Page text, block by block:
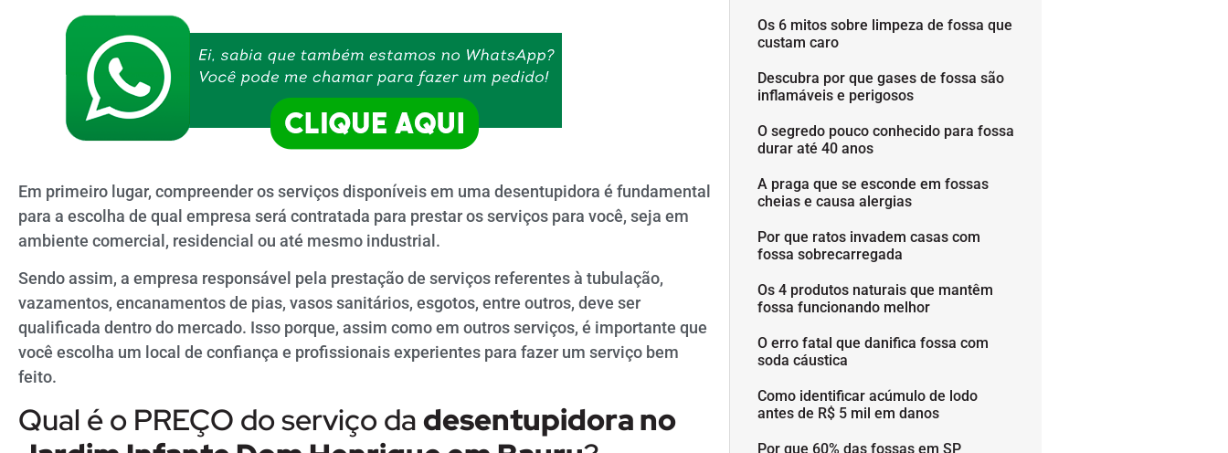
Em primeiro lugar, compreender os serviços disponíveis em uma desentupidora é fundamental
para a escolha de qual empresa será contratada para prestar os serviços para você, seja em
ambiente comercial, residencial ou até mesmo industrial.
Sendo assim, a empresa responsável pela prestação de serviços referentes à tubulação,
vazamentos, encanamentos de pias, vasos sanitários, esgotos, entre outros, deve ser
qualificada dentro do mercado. Isso porque, assim como em outros serviços, é importante que
você escolha um local de confiança e profissionais experientes para fazer um serviço bem
feito.
Qual é o PREÇO do serviço dadesentupidorano
Os 6 mitos sobre limpeza de fossa que
custam caro
Descubra por que gases de fossa são
inflamáveis e perigosos
O segredo pouco conhecido para fossa
durar até 40 anos
A praga que se esconde em fossas
cheias e causa alergias
Por que ratos invadem casas com
fossa sobrecarregada
Os 4 produtos naturais que mantêm
fossa funcionando melhor
O erro fatal que danifica fossa com
soda cáustica
Como identificar acúmulo de lodo
antes de R$ 5 mil em danos
Por que 60% das fossas em SP